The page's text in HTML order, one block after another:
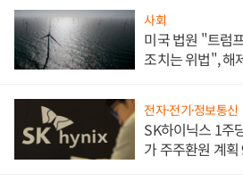
사회
미국 법원 "트럼
조치는 위법", 해
전자·전기·정보통신
SK하이닉스 1주
가 주주환원 계